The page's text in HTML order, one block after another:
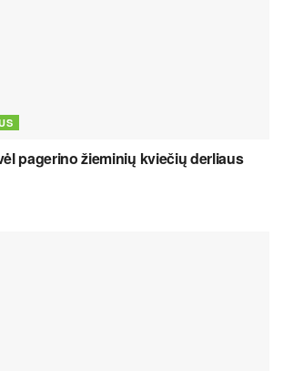
pagerino žieminių kviečių derliaus